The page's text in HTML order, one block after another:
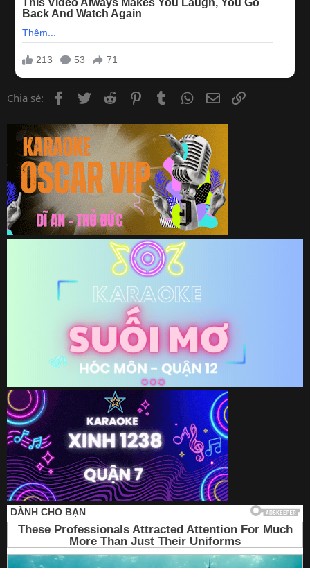
Chia sẻ: Facebook
Twitter Reddit PinterestTumblr WhatsApp
Email